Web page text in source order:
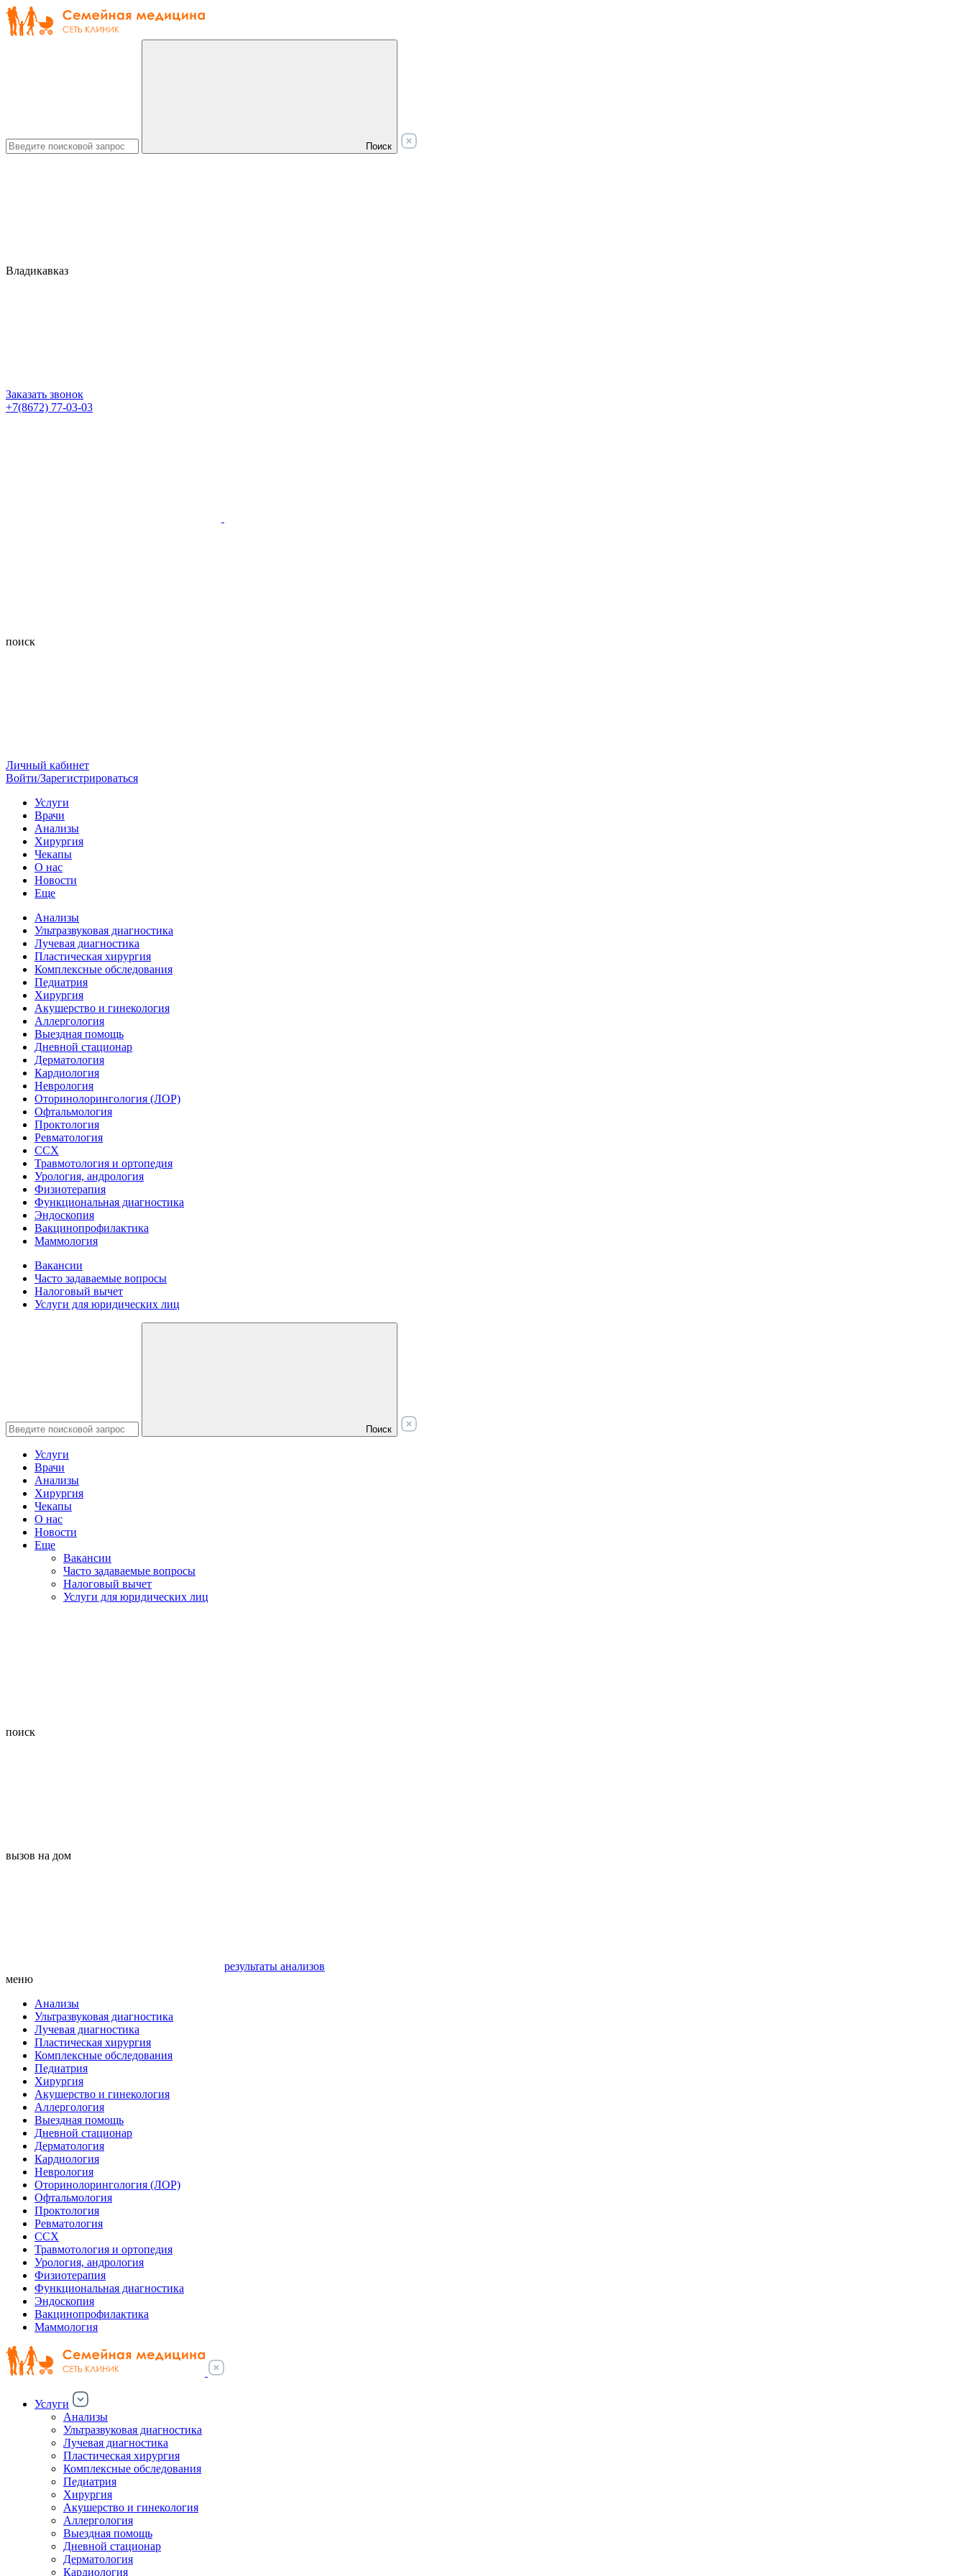
Поиск
Владикавказ
Заказать звонок
+7(8672) 77-03-03
поиск
Личный кабинет
Войти/Зарегистрироваться
Услуги
Врачи
Анализы
Хирургия
Чекапы
О нас
Новости
Еще
Анализы
Ультразвуковая диагностика
Лучевая диагностика
Пластическая хирургия
Комплексные обследования
Педиатрия
Хирургия
Акушерство и гинекология
Аллергология
Выездная помощь
Дневной стационар
Дерматология
Кардиология
Неврология
Оторинолорингология (ЛОР)
Офтальмология
Проктология
Ревматология
ССХ
Травмотология и ортопедия
Урология, андрология
Физиотерапия
Функциональная диагностика
Эндоскопия
Вакцинопрофилактика
Маммология
Вакансии
Часто задаваемые вопросы
Налоговый вычет
Услуги для юридических лиц
Поиск
Услуги
Врачи
Анализы
Хирургия
Чекапы
О нас
Новости
Еще
Вакансии
Часто задаваемые вопросы
Налоговый вычет
Услуги для юридических лиц
поиск
вызов на дом
результаты анализов
меню
Анализы
Ультразвуковая диагностика
Лучевая диагностика
Пластическая хирургия
Комплексные обследования
Педиатрия
Хирургия
Акушерство и гинекология
Аллергология
Выездная помощь
Дневной стационар
Дерматология
Кардиология
Неврология
Оторинолорингология (ЛОР)
Офтальмология
Проктология
Ревматология
ССХ
Травмотология и ортопедия
Урология, андрология
Физиотерапия
Функциональная диагностика
Эндоскопия
Вакцинопрофилактика
Маммология
Услуги
Анализы
Ультразвуковая диагностика
Лучевая диагностика
Пластическая хирургия
Комплексные обследования
Педиатрия
Хирургия
Акушерство и гинекология
Аллергология
Выездная помощь
Дневной стационар
Дерматология
Кардиология